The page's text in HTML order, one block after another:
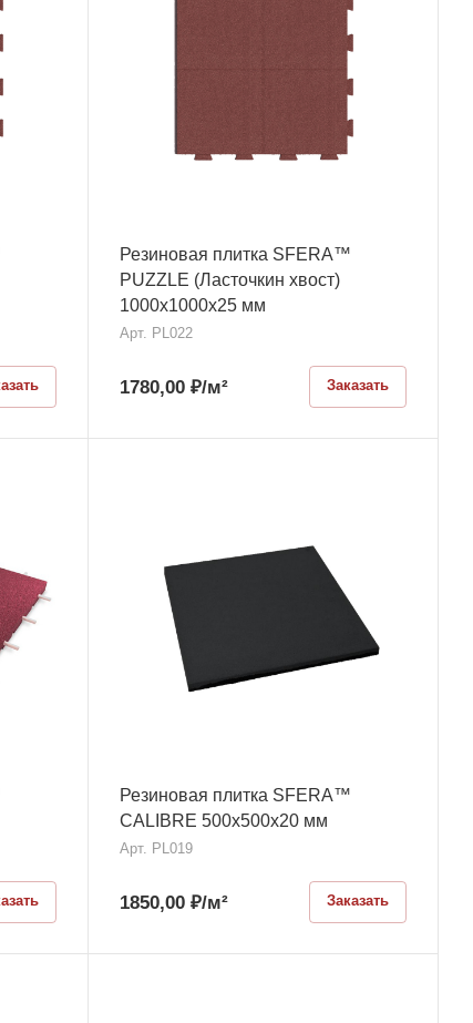
Резиновая плитка SFERA™
PUZZLE (Ласточкин хвост)
1000х1000x25 мм
Арт. PL022
1780,00 ₽/м² Заказать
Резиновая плитка SFERA™
CALIBRE 500х500x20 мм
Арт. PL019
1850,00 ₽/м² Заказать